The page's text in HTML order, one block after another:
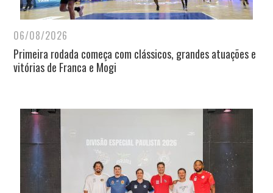
06/08/2026
Primeira rodada começa com clássicos, grandes atuações e
vitórias de Franca e Mogi